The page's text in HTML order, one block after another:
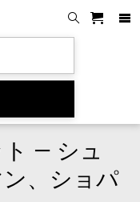
— シュ
、ショパ